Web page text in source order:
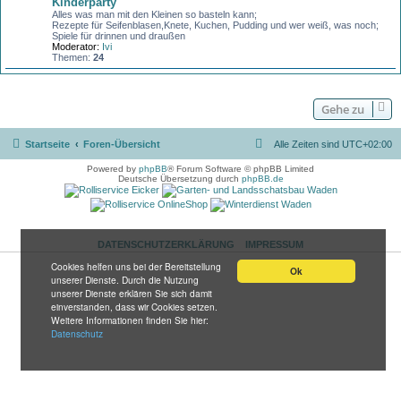
Ok
Cookies helfen uns bei der Bereitstellung
unserer Dienste. Durch die Nutzung
unserer Dienste erklären Sie sich damit
einverstanden, dass wir Cookies setzen.
Weitere Informationen finden Sie hier:
Datenschutz
Alles was man mit den Kleinen so basteln kann;
Rezepte für Seifenblasen,Knete, Kuchen, Pudding und wer weiß, was noch;
Spiele für drinnen und draußen
Moderator: Ivi
Themen: 24
Gehe zu
Startseite Foren-Übersicht Alle Zeiten sind UTC+02:00
Powered by phpBB® Forum Software © phpBB Limited
Deutsche Übersetzung durch phpBB.de
DATENSCHUTZERKLÄRUNG IMPRESSUM